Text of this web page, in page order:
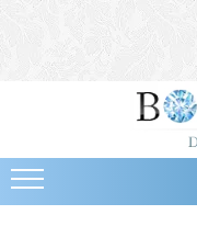
Bijuterii
Cercei
Bratari